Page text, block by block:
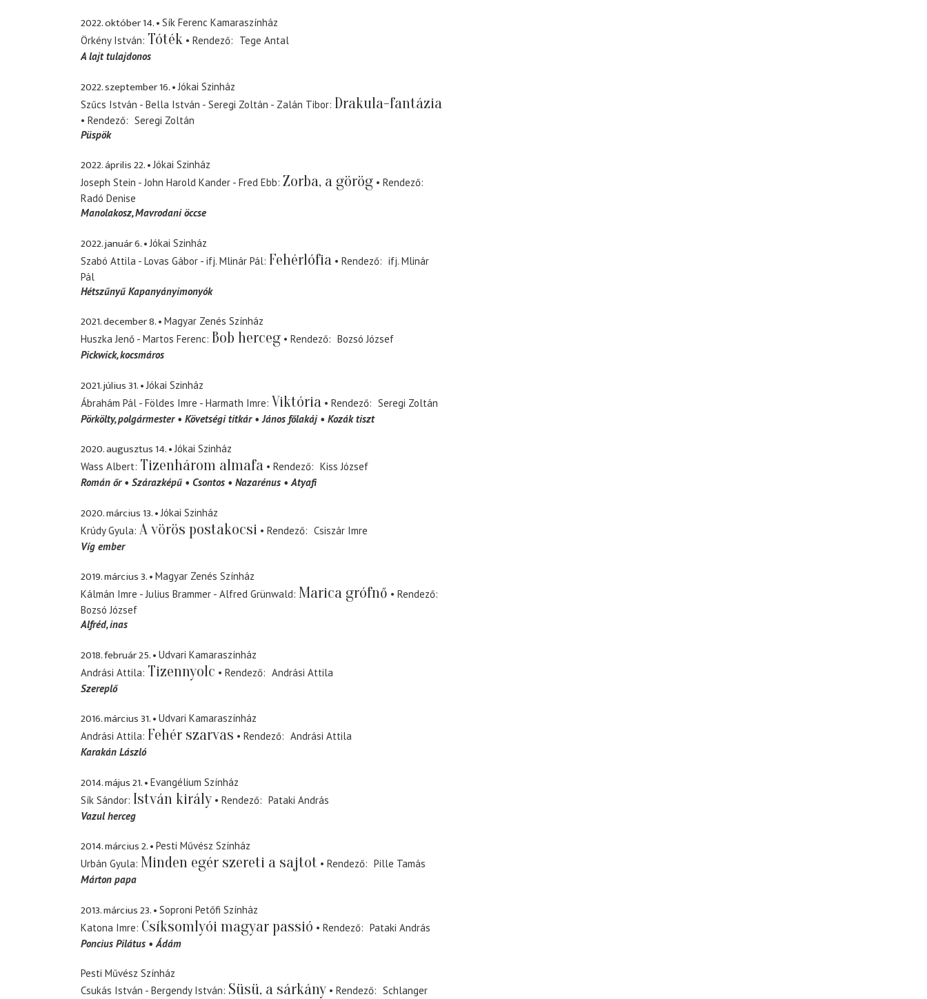
2022. október 14.
Sík Ferenc Kamaraszínház
Örkény István Tóték Rendező
Tege Antal
A lajt tulajdonos
2022. szeptember 16.
Jókai Szinház
Szűcs István - Bella István - Seregi Zoltán - Zalán Tibor Drakula-fantázia
Rendező
Seregi Zoltán
Püspök
2022. április 22.
Jókai Szinház
Joseph Stein - John Harold Kander - Fred Ebb Zorba, a görög
Rendező
Radó Denise
Manolakosz Mavrodani öccse
2022. január 6.
Jókai Szinház
Szabó Attila - Lovas Gábor - ifj. Mlinár Pál Fehérlófia Rendező
ifj. Mlinár
Pál
Hétszűnyű Kapanyányimonyók
2021. december 8.
Magyar Zenés Színház
Huszka Jenő - Martos Ferenc Bob herceg Rendező
Bozsó József
Pickwick kocsmáros
2021. július 31.
Jókai Szinház
Ábrahám Pál - Földes Imre - Harmath Imre Viktória Rendező
Seregi Zoltán
Pörkölty polgármester Követségi titkár János főlakáj Kozák tiszt
2020. augusztus 14.
Jókai Szinház
Wass Albert Tizenhárom almafa Rendező
Kiss József
Román őr
Szárazképű Csontos Nazarénus Atyafi
2020. március 13.
Jókai Szinház
Krúdy Gyula A vörös postakocsi Rendező
Csiszár Imre
Víg ember
2019. március 3.
Magyar Zenés Színház
Kálmán Imre - Julius Brammer - Alfred Grünwald Marica grófnő
Rendező
Bozsó József
Alfréd inas
2018. február 25.
Udvari Kamaraszínház
Andrási Attila Tizennyolc Rendező
Andrási Attila
Szereplő
2016. március 31.
Udvari Kamaraszínház
Andrási Attila Fehér szarvas Rendező
Andrási Attila
Karakán László
2014. május 21.
Evangélium Színház
Sík Sándor István király Rendező
Pataki András
Vazul herceg
2014. március 2.
Pesti Művész Színház
Urbán Gyula Minden egér szereti a sajtot Rendező
Pille Tamás
Márton papa
2013. március 23.
Soproni Petőfi Színház
Katona Imre Csíksomlyói magyar passió Rendező
Pataki András
Poncius Pilátus
Ádám
Pesti Művész Színház
Csukás István - Bergendy István Süsü, a sárkány Rendező Schlanger